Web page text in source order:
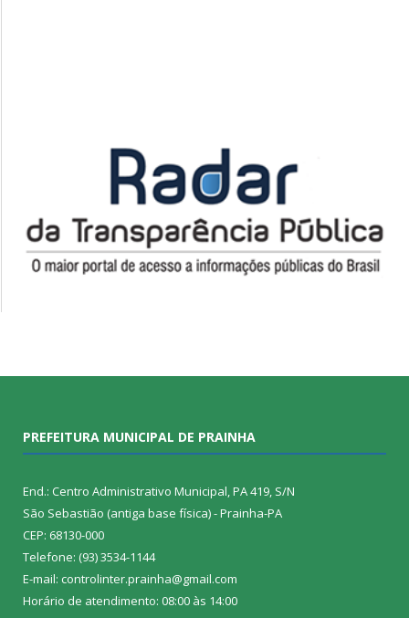
PREFEITURA MUNICIPAL DE PRAINHA
End.: Centro Administrativo Municipal, PA 419, S/N
São Sebastião (antiga base física) - Prainha-PA
CEP: 68130-000
Telefone: (93) 3534-1144
E-mail: controlinter.prainha@gmail.com
Horário de atendimento: 08:00 às 14:00